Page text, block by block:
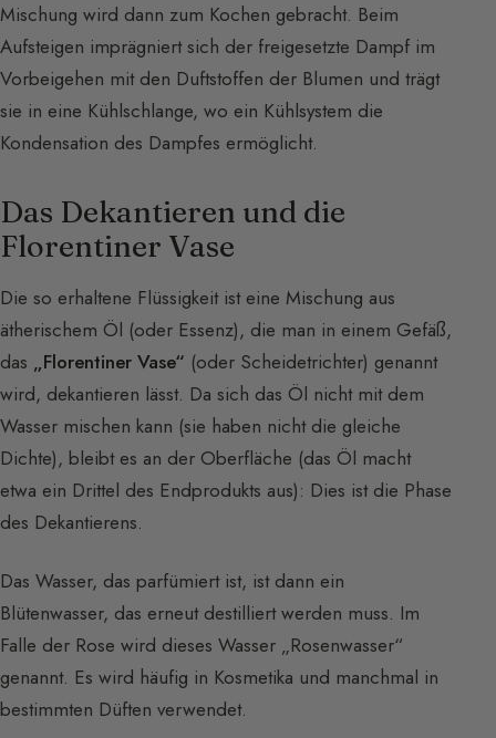
Mischung wird dann zum Kochen gebracht. Beim
Aufsteigen imprägniert sich der freigesetzte Dampf im
Vorbeigehen mit den Duftstoffen der Blumen und trägt
sie in eine Kühlschlange, wo ein Kühlsystem die
Kondensation des Dampfes ermöglicht.
Das Dekantieren und die
Florentiner Vase
Die so erhaltene Flüssigkeit ist eine Mischung aus
ätherischem Öl (oder Essenz), die man in einem Gefäß,
das „Florentiner Vase“ (oder Scheidetrichter) genannt
wird, dekantieren lässt. Da sich das Öl nicht mit dem
Wasser mischen kann (sie haben nicht die gleiche
Dichte), bleibt es an der Oberfläche (das Öl macht
etwa ein Drittel des Endprodukts aus): Dies ist die Phase
des Dekantierens.
Das Wasser, das parfümiert ist, ist dann ein
Blütenwasser, das erneut destilliert werden muss. Im
Falle der Rose wird dieses Wasser „Rosenwasser“
genannt. Es wird häufig in Kosmetika und manchmal in
bestimmten Düften verwendet.